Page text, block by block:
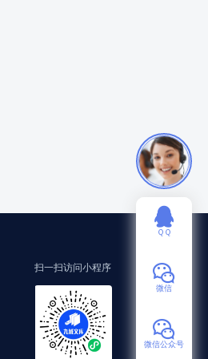
扫一扫访问小程序
ＱＱ
微信
微信公众号